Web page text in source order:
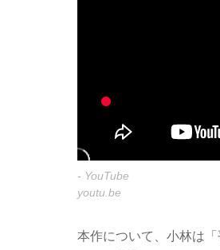
- YouTube
youtu.be
本作について、小林は